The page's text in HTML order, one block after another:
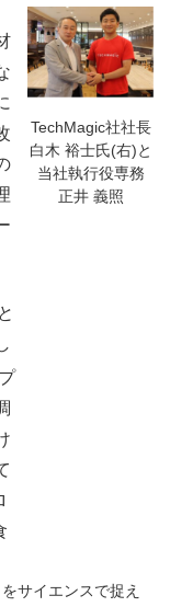
TechMagic社社長
白木 裕士氏(右)と
当社執行役専務
正井 義照
サイエンスで捉え